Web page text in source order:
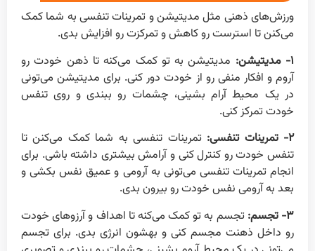
ورزش‌های ذهنی مثل مدیتیشن و تمرینات تنفسی به شما کمک
می‌کنن تا استرست رو کاهش و تمرکزت رو افزایش بدی.
۱- مدیتیشن: مدیتیشن به تو کمک می‌کنه تا ذهن خودت رو
آروم و افکار منفی رو از خودت دور کنی. برای مدیتیشن می‌تونی
در یک محیط آرام بشینی، چشمات رو ببندی و روی تنفس
خودت تمرکز کنی.
۲- تمرینات تنفسی: تمرینات تنفسی به شما کمک می‌کنن تا
تنفس خودت رو کنترل کنی و آرامش بیشتری داشته باشی. برای
انجام تمرینات تنفسی می‌تونی به آرومی و عمیق نفس بکشی و
بعد به آرومی نفس خودت رو بیرون بدی.
۳- تجسم: تجسم به تو کمک می‌کنه تا اهداف و آرزوهای خودت
رو داخل ذهنت مجسم کنی و بهشون انرژی بدی. برای تجسم